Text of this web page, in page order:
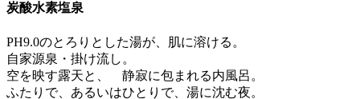
炭酸水素塩泉
PH9.0のとろりとした湯が、肌に溶ける。
自家源泉・掛け流し。
空を映す露天と、 静寂に包まれる内風呂。
ふたりで、あるいはひとりで、湯に沈む夜。